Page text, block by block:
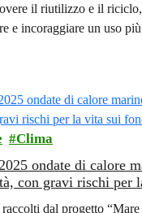
il riutilizzo e il
e incoraggiare un uso
Clima
ondate di calore
con gravi rischi per
dal progetto